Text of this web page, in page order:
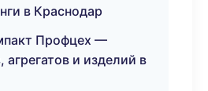
в Краснодар
Профцех —
агрегатов и изделий в